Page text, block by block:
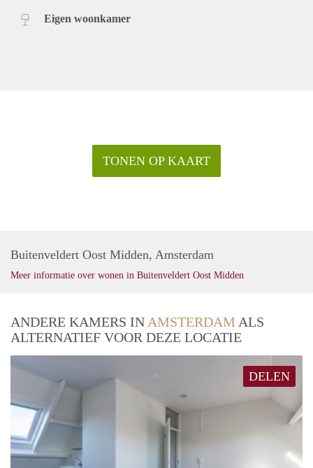
Eigen woonkamer
TONEN OP KAART
Buitenveldert Oost Midden, Amsterdam
Meer informatie over wonen in Buitenveldert Oost Midden
ANDERE KAMERS IN AMSTERDAM ALS
ALTERNATIEF VOOR DEZE LOCATIE
DELEN